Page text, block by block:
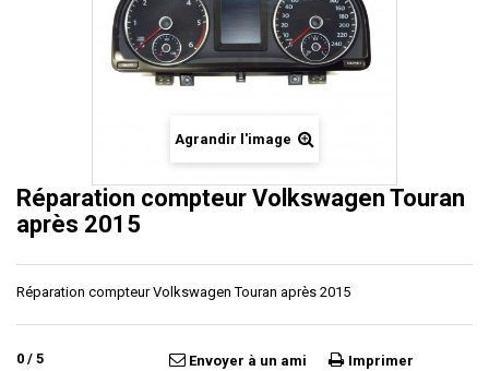
Agrandir l'image
Réparation compteur Volkswagen Touran
après 2015
Réparation compteur Volkswagen Touran après 2015
0 / 5 Envoyer à un ami Imprimer